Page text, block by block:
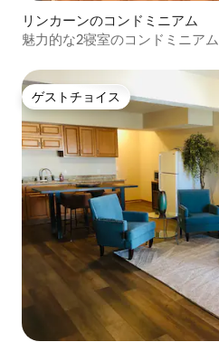
リンカーンのコンドミニアム
魅力的な2寝室のコンドミニアム
ゲストチョイス
ゲストチョイス